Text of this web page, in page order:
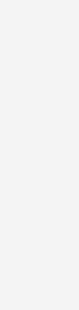
Vertreter der SHK-
kompakte
m
der Pelletkessel in